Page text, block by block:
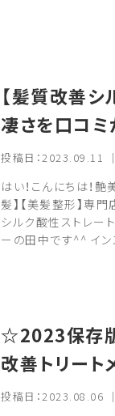
【髪質改善シ
凄さを口コミ
投稿日：2023.09.11
はい！こんにちは！
髪】【美髪整形】専
シルク酸性ストレー
ーの田中です^^ イ
☆2023保存
改善トリート
投稿日：2023.08.06